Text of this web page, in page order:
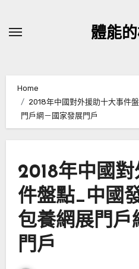
體能
Home
2018年中國對外援助十大事件
門戶網－國家發展門戶
2018年中國
件盤點_中國
包養網展門戶
門戶